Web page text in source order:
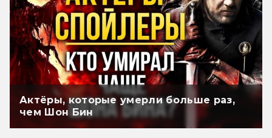
Актёры, которые умерли больше раз,
чем Шон Бин